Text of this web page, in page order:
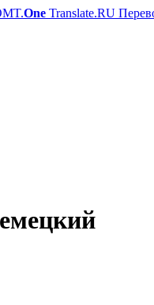
One Translate.RU